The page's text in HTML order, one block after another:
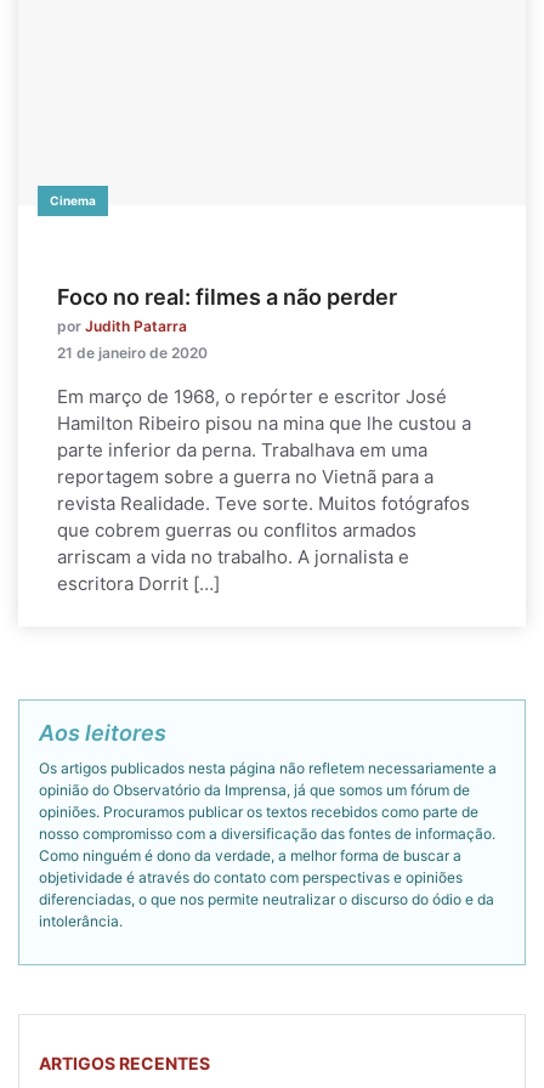
Cinema
Foco no real: filmes a não perder
por Judith Patarra
21 de janeiro de 2020
Em março de 1968, o repórter e escritor José
Hamilton Ribeiro pisou na mina que lhe custou a
parte inferior da perna. Trabalhava em uma
reportagem sobre a guerra no Vietnã para a
revista Realidade. Teve sorte. Muitos fotógrafos
que cobrem guerras ou conflitos armados
arriscam a vida no trabalho. A jornalista e
escritora Dorrit […]
Aos leitores
Os artigos publicados nesta página não refletem necessariamente a
opinião do Observatório da Imprensa, já que somos um fórum de
opiniões. Procuramos publicar os textos recebidos como parte de
nosso compromisso com a diversificação das fontes de informação.
Como ninguém é dono da verdade, a melhor forma de buscar a
objetividade é através do contato com perspectivas e opiniões
diferenciadas, o que nos permite neutralizar o discurso do ódio e da
intolerância.
ARTIGOS RECENTES